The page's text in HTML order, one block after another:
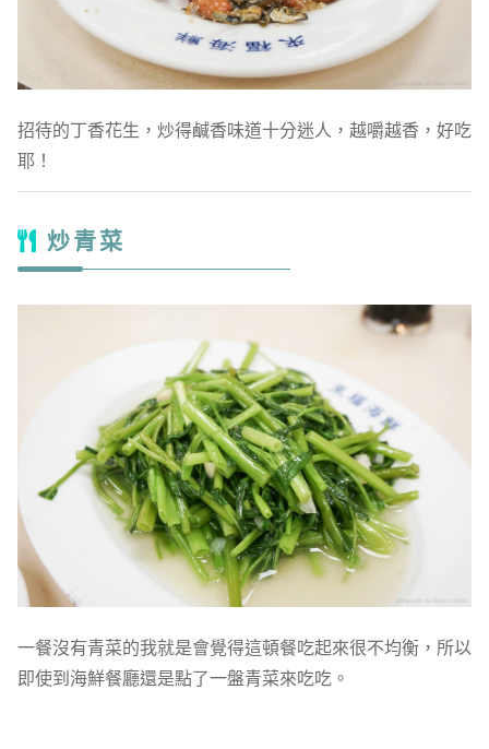
招待的丁香花生，炒得鹹香味道十分迷人，越嚼越香，好吃
耶！
炒青菜
一餐沒有青菜的我就是會覺得這頓餐吃起來很不均衡，所以
即使到海鮮餐廳還是點了一盤青菜來吃吃。